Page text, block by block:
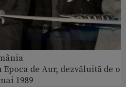
de Aur, dezvăluită de o
1989